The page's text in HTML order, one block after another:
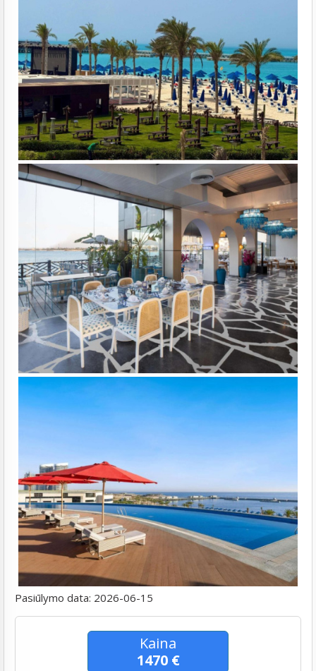
Pasiūlymo data: 2026-06-15
Kaina
1470 €